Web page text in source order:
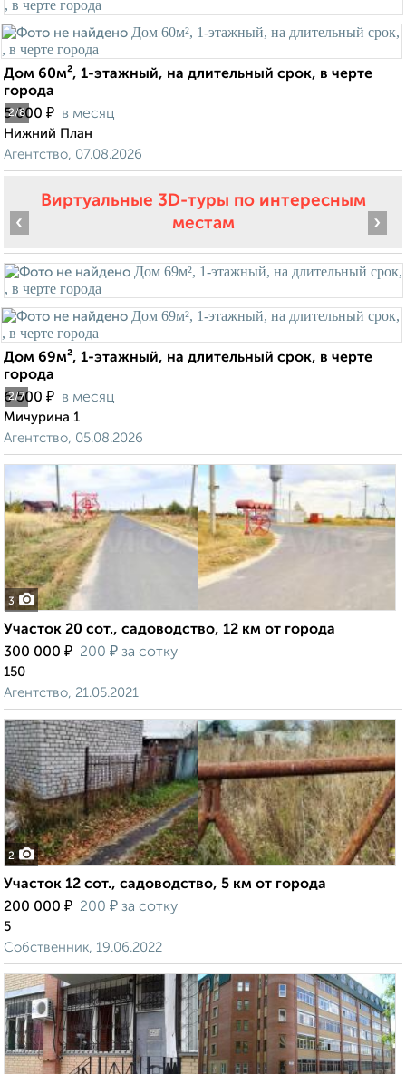
2/8
Дом 60м², 1-этажный, на длительный срок, в черте
города
5 000 ₽ в месяц
Нижний План
Агентство, 07.08.2026
Виртуальные 3D-туры по интересным
местам
2/7
‹ ›
Дом 69м², 1-этажный, на длительный срок, в черте
города
6 500 ₽ в месяц
Мичурина 1
Агентство, 05.08.2026
3
Участок 20 сот., садоводство, 12 км от города
300 000 ₽ 200 ₽ за сотку
150
Агентство, 21.05.2021
2
Участок 12 сот., садоводство, 5 км от города
200 000 ₽ 200 ₽ за сотку
5
Собственник, 19.06.2022